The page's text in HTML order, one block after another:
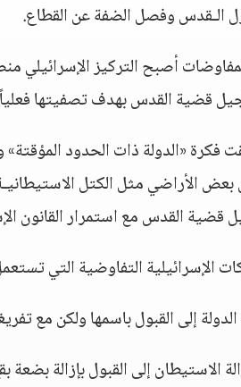
الـقدس وفصل الضفة عن القطاع.
أصبح التركيز
قضية القدس بهدف تصفيتها
فكرة «الدولة ذات الحدود
بعض الأراضي مثل الكتل
قضية القدس مع استمرار القانون
الإسرائيلية التفاوضية التي
إلى القبول باسمها ولكن مع